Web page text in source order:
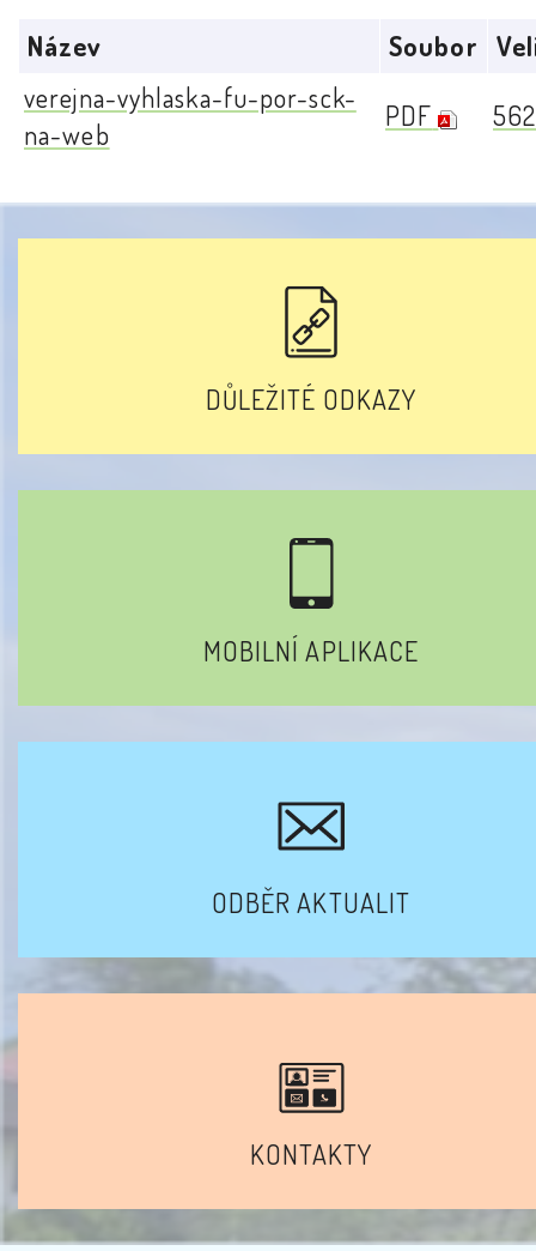
Název Soubor
verejna-vyhlaska-fu-por-sck-
na-web
PDF
DŮLEŽITÉ ODKAZY
MOBILNÍ APLIKACE
ODBĚR AKTUALIT
KONTAKTY